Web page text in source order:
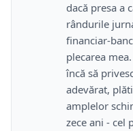
dacă presa a
rândurile
financiar-
plecarea
încă să
adevărat,
amplelor
zece ani - cel